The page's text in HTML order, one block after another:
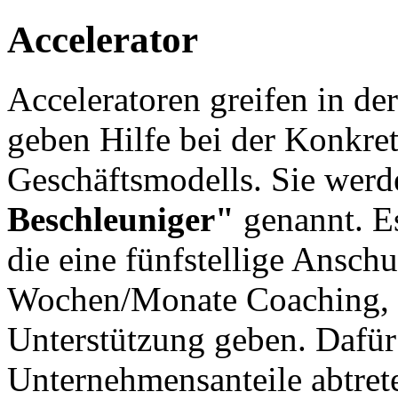
Accelerator
Acceleratoren greifen in
geben Hilfe bei der
Geschäftsmodells. Sie
Beschleuniger" genannt.
die eine fünfstellige
Wochen/Monate
Unterstützung geben.
Unternehmensanteile